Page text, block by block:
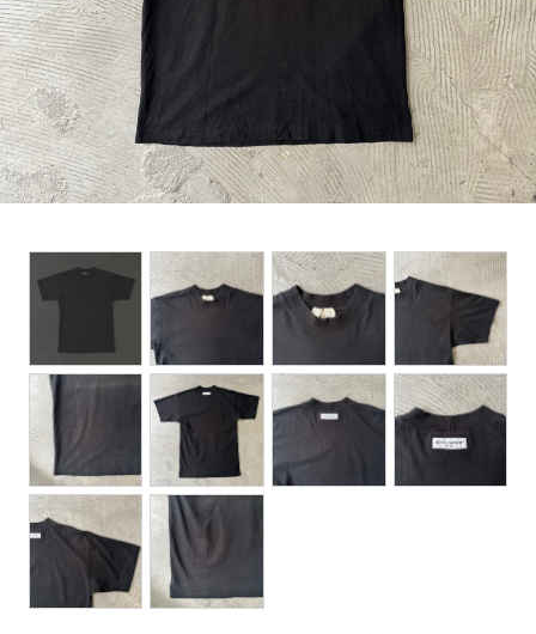
TOPS
OUTER WEAR
BOTTOMS
DESIGNERS ARCHIVES